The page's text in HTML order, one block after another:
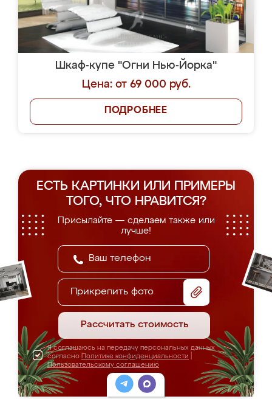
Шкаф-купе "Огни Нью-Йорка"
Цена: от 69 000 руб.
ПОДРОБНЕЕ
ЕСТЬ КАРТИНКИ ИЛИ ПРИМЕРЫ
ТОГО, ЧТО НРАВИТСЯ?
Присылайте — сделаем также или
лучше!
Прикрепить фото
Рассчитать стоимость
Я соглашаюсь на передачу персональных данных
согласно Политике конфиденциальности
Пользовательскому соглашению